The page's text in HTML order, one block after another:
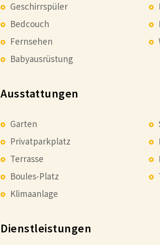
Geschirrspüler
Bedcouch
Fernsehen
Babyausrüstung
Ausstattungen
Garten
Privatparkplatz
Terrasse
Boules-Platz
Klimaanlage
Dienstleistungen